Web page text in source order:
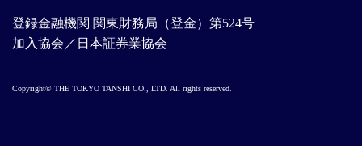
登録金融機関 関東財務局（登金）第524号
加入協会／日本証券業協会
Copyright© THE TOKYO TANSHI CO., LTD. All rights reserved.